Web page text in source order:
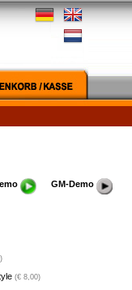
GM-Demo
(€ 8,00)